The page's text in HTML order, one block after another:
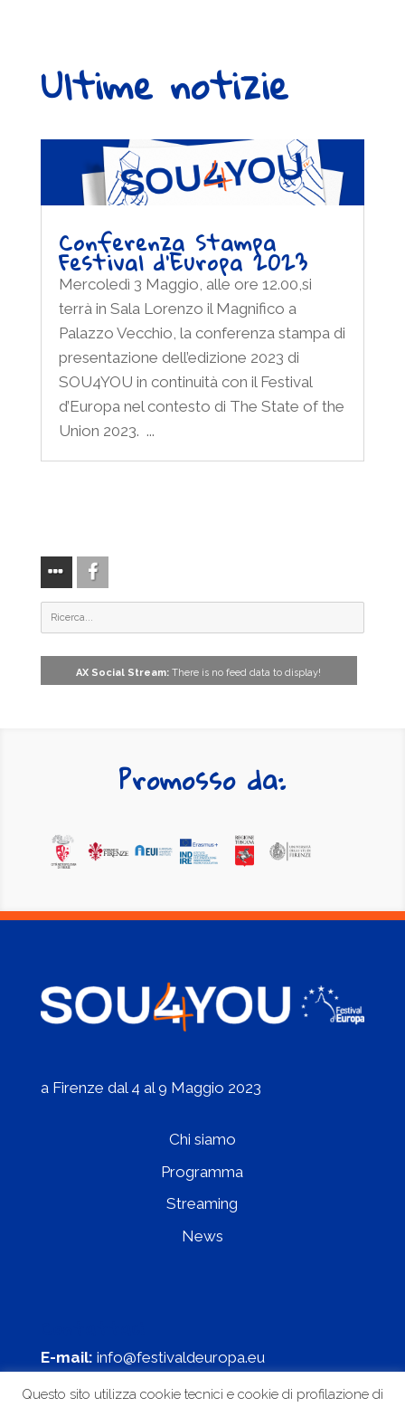
Ultime notizie
Conferenza Stampa
Festival d’Europa 2023
Mercoledì 3 Maggio, alle ore 12.00,si
terrà in Sala Lorenzo il Magnifico a
Palazzo Vecchio, la conferenza stampa di
presentazione dell’edizione 2023 di
SOU4YOU in continuità con il Festival
d’Europa nel contesto di The State of the
Union 2023. ...
AX Social Stream:There is no feed data to display!
Promosso da:
a Firenze dal 4 al 9 Maggio 2023
Chi siamo
Programma
Streaming
News
E-mail: info@festivaldeuropa.eu
Questo sito utilizza cookie tecnici e cookie di profilazione di